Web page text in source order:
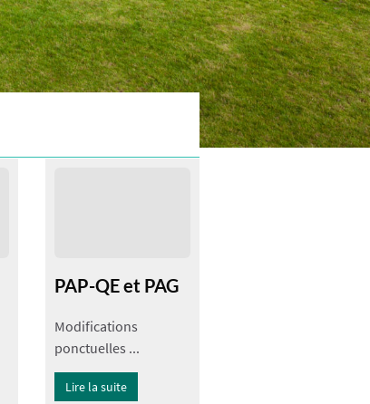
PAP-QE et PAG
Modifications
ponctuelles ...
Lire la suite